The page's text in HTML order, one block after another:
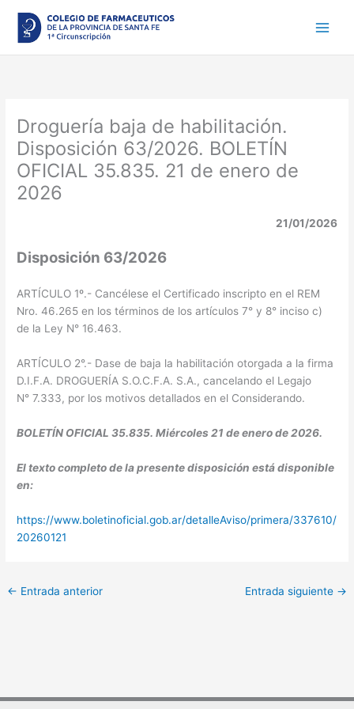
contenido
Droguería baja de habilitación.
Disposición 63/2026. BOLETÍN
OFICIAL 35.835. 21 de enero de
2026
21/01/2026
Disposición 63/2026
ARTÍCULO 1º.- Cancélese el Certificado inscripto en el REM
Nro. 46.265 en los términos de los artículos 7° y 8° inciso c)
de la Ley N° 16.463.
ARTÍCULO 2°.- Dase de baja la habilitación otorgada a la firma
D.I.F.A. DROGUERÍA S.O.C.F.A. S.A., cancelando el Legajo
N° 7.333, por los motivos detallados en el Considerando.
BOLETÍN OFICIAL 35.835. Miércoles 21 de enero de 2026.
El texto completo de la presente disposición está disponible
en:
https://www.boletinoficial.gob.ar/detalleAviso/primera/337610/
20260121
← Entrada anterior Entrada siguiente →